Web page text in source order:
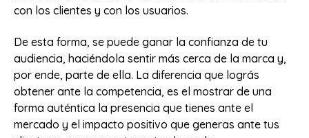
con los clientes y con los usuarios.
De esta forma, se puede ganar la confianza de tu
audiencia, haciéndola sentir más cerca de la marca y,
por ende, parte de ella. La diferencia que lográs
obtener ante la competencia, es el mostrar de una
forma auténtica la presencia que tienes ante el
mercado y el impacto positivo que generas ante tus